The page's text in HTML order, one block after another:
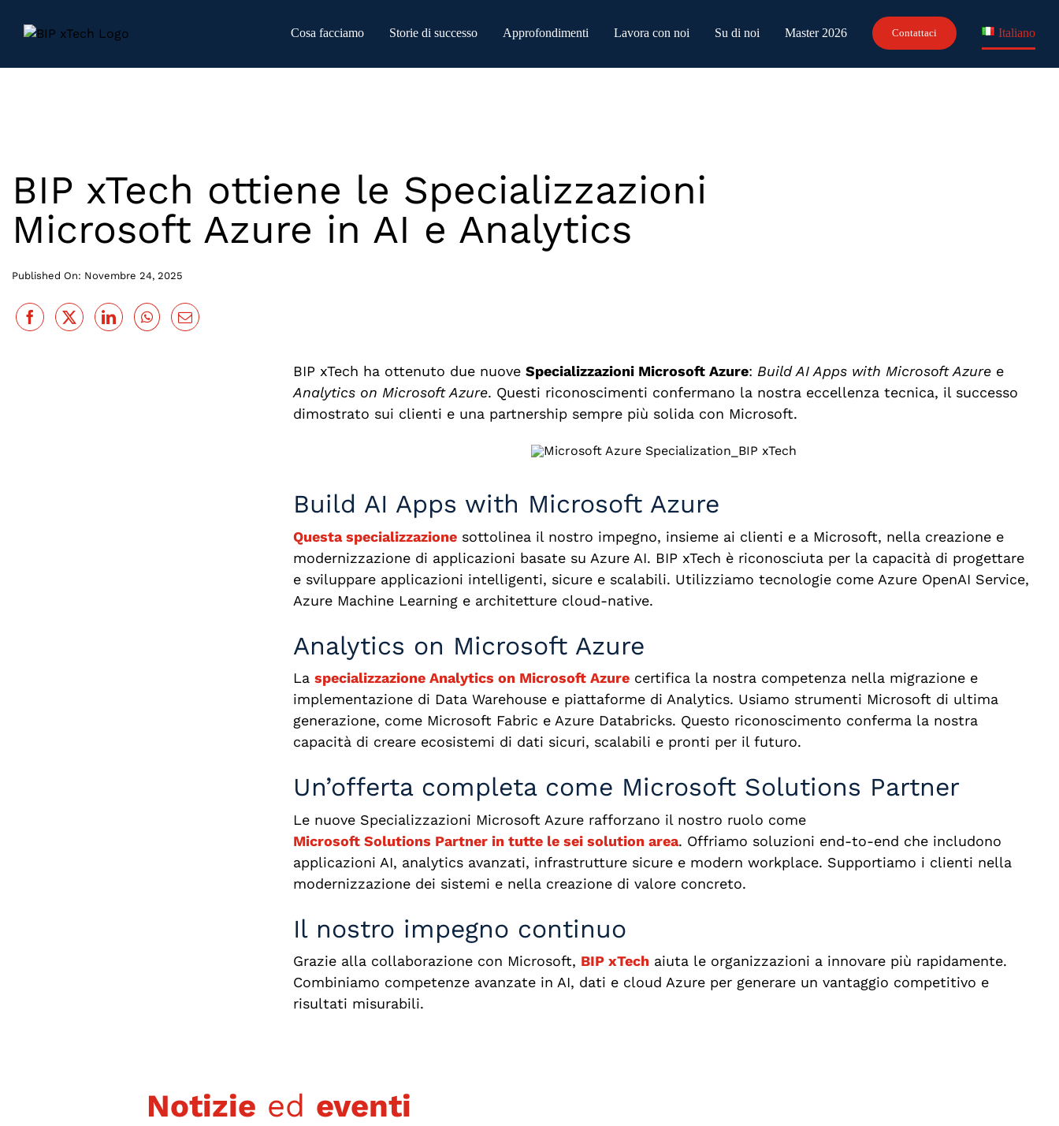
Cosa facciamo Storie di successo Approfondimenti Lavora con noi Su di noi Master 2026 Contattaci Italiano
BIP xTech ottiene le Specializzazioni
Microsoft Azure in AI e Analytics
Published On: Novembre 24, 2025
BIP xTech ha ottenuto due nuove Specializzazioni Microsoft Azure: Build AI Apps with Microsoft Azuree
Analytics on Microsoft Azure. Questi riconoscimenti confermano la nostra eccellenza tecnica, il successo
dimostrato sui clienti e una partnership sempre più solida con Microsoft.
Build AI Apps with Microsoft Azure
Questa specializzazionesottolinea il nostro impegno, insieme ai clienti e a Microsoft, nella creazione e
modernizzazione di applicazioni basate su Azure AI. BIP xTech è riconosciuta per la capacità di progettare
e sviluppare applicazioni intelligenti, sicure e scalabili. Utilizziamo tecnologie come Azure OpenAI Service,
Azure Machine Learning e architetture cloud-native.
Analytics on Microsoft Azure
La specializzazione Analytics on Microsoft Azurecertifica la nostra competenza nella migrazione e
implementazione di Data Warehouse e piattaforme di Analytics. Usiamo strumenti Microsoft di ultima
generazione, come Microsoft Fabric e Azure Databricks. Questo riconoscimento conferma la nostra
capacità di creare ecosistemi di dati sicuri, scalabili e pronti per il futuro.
Un’offerta completa come Microsoft Solutions Partner
Le nuove Specializzazioni Microsoft Azure rafforzano il nostro ruolo come
Microsoft Solutions Partner in tutte le sei solution area. Offriamo soluzioni end-to-end che includono
applicazioni AI, analytics avanzati, infrastrutture sicure e modern workplace. Supportiamo i clienti nella
modernizzazione dei sistemi e nella creazione di valore concreto.
Il nostro impegno continuo
Grazie alla collaborazione con Microsoft, BIP xTechaiuta le organizzazioni a innovare più rapidamente.
Combiniamo competenze avanzate in AI, dati e cloud Azure per generare un vantaggio competitivo e
risultati misurabili.
Notizie ed eventi